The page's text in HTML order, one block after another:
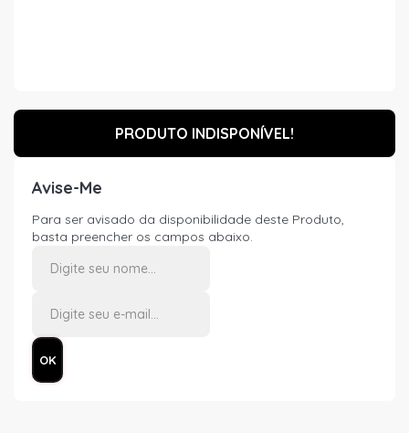
PRODUTO INDISPONÍVEL!
Avise-Me
Para ser avisado da disponibilidade deste Produto,
basta preencher os campos abaixo.